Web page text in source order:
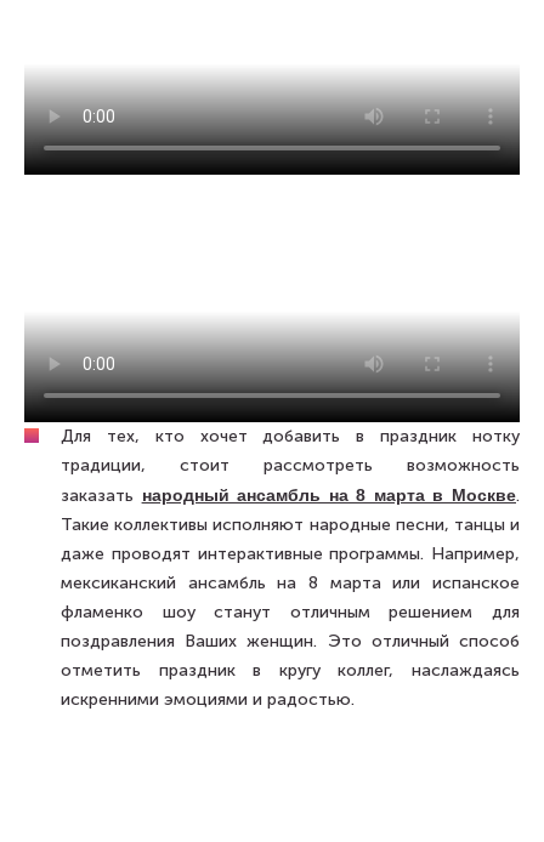
Для тех, кто хочет добавить в праздник нотку
традиции, стоит рассмотреть возможность
заказать народный ансамбль на 8 марта в Москве.
Такие коллективы исполняют народные песни, танцы и
даже проводят интерактивные программы. Например,
мексиканский ансамбль на 8 марта или испанское
фламенко шоу станут отличным решением для
поздравления Ваших женщин. Это отличный способ
отметить праздник в кругу коллег, наслаждаясь
искренними эмоциями и радостью.